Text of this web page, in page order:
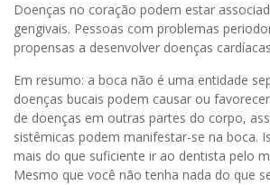
Doenças no coração podem estar
gengivais. Pessoas com problemas
propensas a desenvolver doenças
Em resumo: a boca não é uma entidade
doenças bucais podem causar ou
de doenças em outras partes do corpo,
sistêmicas podem manifestar-se na boca.
mais do que suficiente ir ao dentista pelo
Mesmo que você não tenha nada do que